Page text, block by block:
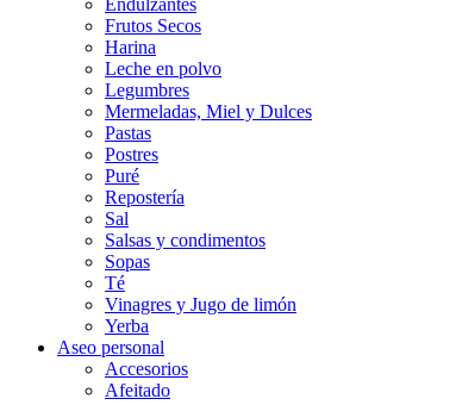
Endulzantes
Frutos Secos
Harina
Leche en polvo
Legumbres
Mermeladas, Miel y Dulces
Pastas
Postres
Puré
Repostería
Sal
Salsas y condimentos
Sopas
Té
Vinagres y Jugo de limón
Yerba
Aseo personal
Accesorios
Afeitado